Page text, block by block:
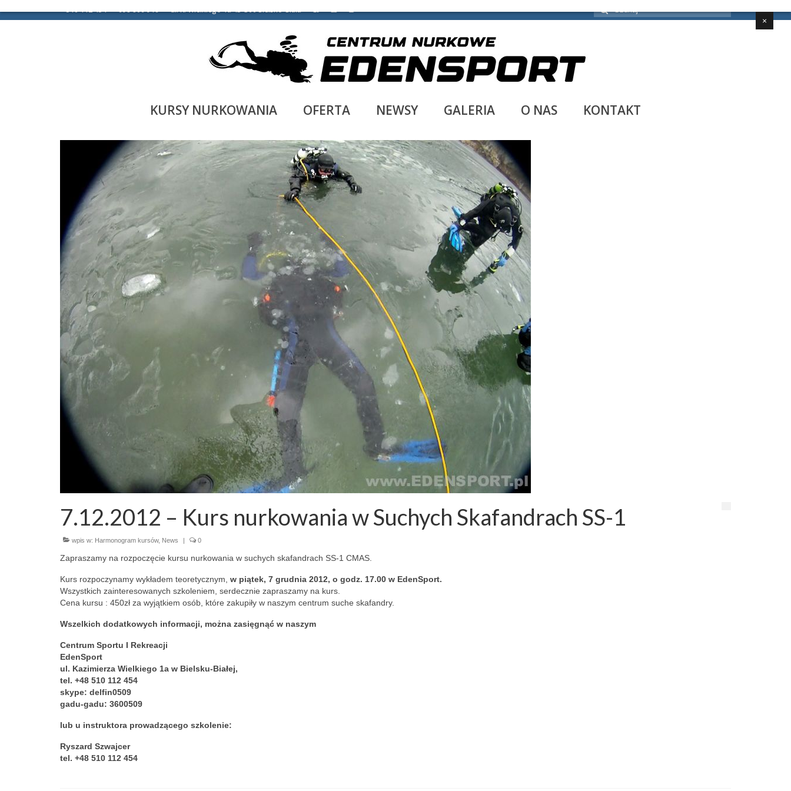
510 112 454 698 806 916 ul. K. Wielkiego 1a 43-300 Bielsko-Biała
w:
KURSY NURKOWANIA OFERTA NEWSY GALERIA O NAS KONTAKT
7.12.2012 – Kurs nurkowania w Suchych Skafandrach SS-1
wpis w: Harmonogram kursów, News | 0
Zapraszamy na rozpoczęcie kursu nurkowania w suchych skafandrach SS-1 CMAS.
Kurs rozpoczynamy wykładem teoretycznym, w piątek, 7 grudnia 2012, o godz. 17.00 w EdenSport.
Wszystkich zainteresowanych szkoleniem, serdecznie zapraszamy na kurs.
Cena kursu : 450zł za wyjątkiem osób, które zakupiły w naszym centrum suche skafandry.
Wszelkich dodatkowych informacji, można zasięgnąć w naszym
Centrum Sportu I Rekreacji
EdenSport
ul. Kazimierza Wielkiego 1a w Bielsku-Białej,
tel. +48 510 112 454
skype: delfin0509
gadu-gadu: 3600509
lub u instruktora prowadzącego szkolenie:
Ryszard Szwajcer
tel. +48 510 112 454
×